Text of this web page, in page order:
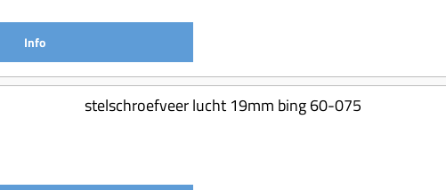
Info
stelschroefveer lucht 19mm bing 60-075